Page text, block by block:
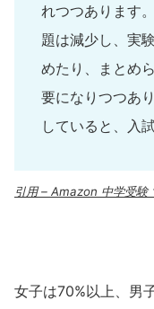
れつつあります
題は減少し、実
めたり、まとめ
要になりつつあ
していると、入
引用 – Amazon 中学受
女子は70%以上、男